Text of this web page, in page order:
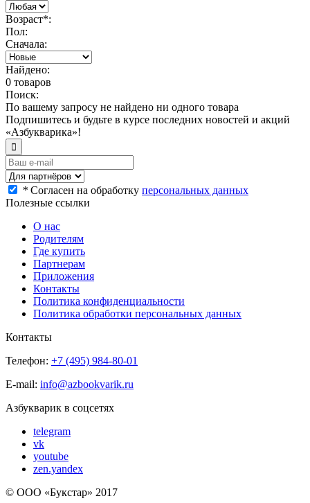
Возраст*:
Пол:
Сначала:
Найдено:
0 товаров
Поиск:
По вашему запросу не найдено ни одного товара
Подпишитесь и будьте в курсе последних новостей и акций
«Азбукварика»!
* Согласен на обработку персональных данных
Полезные ссылки
О нас
Родителям
Где купить
Партнерам
Приложения
Контакты
Политика конфиденциальности
Политика обработки персональных данных
Контакты
Телефон: +7 (495) 984-80-01
E-mail: info@azbookvarik.ru
Азбукварик в соцсетях
telegram
vk
youtube
zen.yandex
© OOO «Букстар» 2017